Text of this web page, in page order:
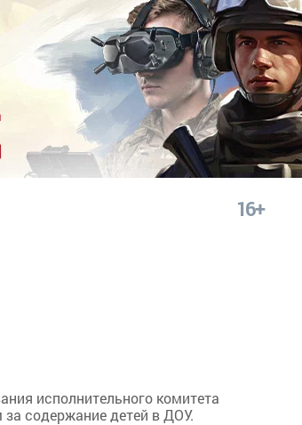
16+
исполнительного комитета
содержание детей в ДОУ.